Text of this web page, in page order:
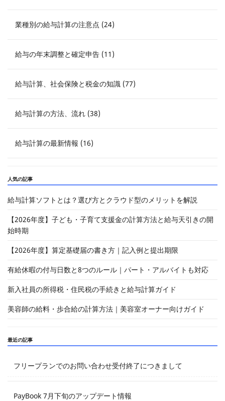
業種別の給与計算の注意点 (24)
給与の年末調整と確定申告 (11)
給与計算、社会保険と税金の知識 (77)
給与計算の方法、流れ (38)
給与計算の最新情報 (16)
人気の記事
給与計算ソフトとは？選び方とクラウド型のメリットを解説
【2026年度】子ども・子育て支援金の計算方法と給与天引きの開
始時期
【2026年度】算定基礎届の書き方｜記入例と提出期限
有給休暇の付与日数と8つのルール｜パート・アルバイトも対応
新入社員の所得税・住民税の手続きと給与計算ガイド
美容師の給料・歩合給の計算方法｜美容室オーナー向けガイド
最近の記事
フリープランでのお問い合わせ受付終了につきまして
PayBook 7月下旬のアップデート情報